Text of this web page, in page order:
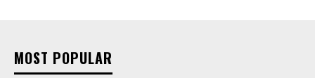
MOST POPULAR